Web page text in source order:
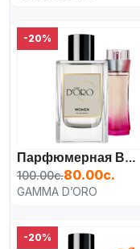
-20%
Парфюмерная Вода Для Женщин Lacoste Touch Of Pink,
100.00с.80.00с.
GAMMA D’ORO
-20%